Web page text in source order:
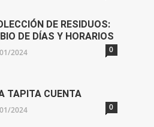
DE RESIDUOS:
DE DÍAS Y HORARIOS
2024 0
TAPITA CUENTA
2024 0